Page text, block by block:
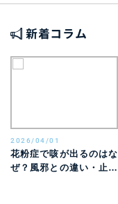
新着コラム
2026/04/01
花粉症で咳が出るのはな
ぜ？風邪との違い・止ま